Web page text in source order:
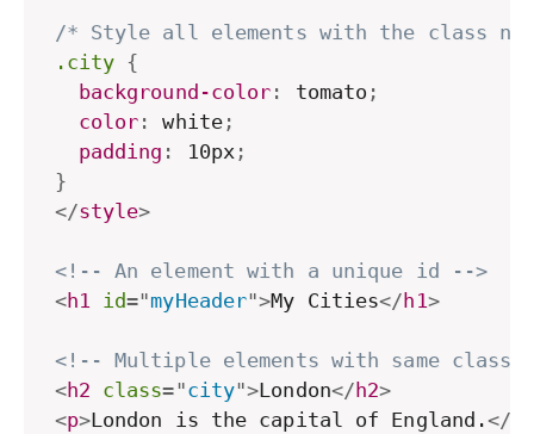
/* Style all elements with the class
.city {
background-color : tomato ;
color : white;
padding : 10px ;
}
</style>
<!-- An element with a unique id -->
<h1 id="myHeader">My Cities</ h1>
<!-- Multiple elements with same class
<h2 class="city">London</ h2>
<p>London is the capital of England.</